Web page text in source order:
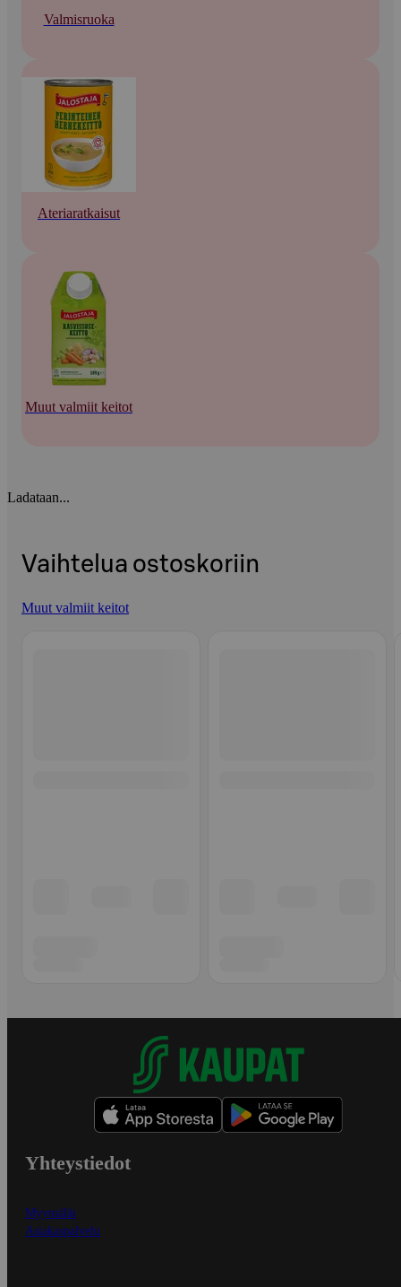
Valmisruoka
Ateriaratkaisut
Muut valmiit keitot
Ladataan...
Vaihtelua ostoskoriin
Muut valmiit keitot
Yhteystiedot
Myymälät
Asiakaspalvelu